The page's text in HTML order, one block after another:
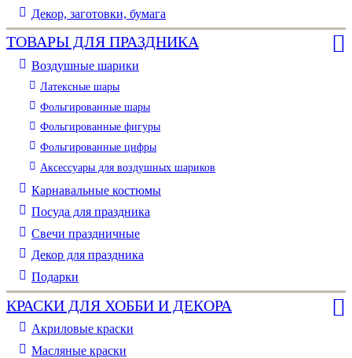
Декор, заготовки, бумага
ТОВАРЫ ДЛЯ ПРАЗДНИКА
Воздушные шарики
Латексные шары
Фольгированные шары
Фольгированные фигуры
Фольгированные цифры
Аксессуары для воздушных шариков
Карнавальные костюмы
Посуда для праздника
Свечи праздничные
Декор для праздника
Подарки
КРАСКИ ДЛЯ ХОББИ И ДЕКОРА
Акриловые краски
Масляные краски